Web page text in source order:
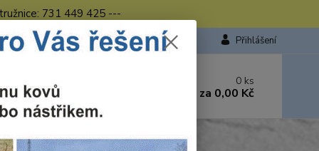
731 449 425 ---
Přihlášení
423
- 16.00 hod.
0 ks
za 0,00 Kč
18WZ NAREX